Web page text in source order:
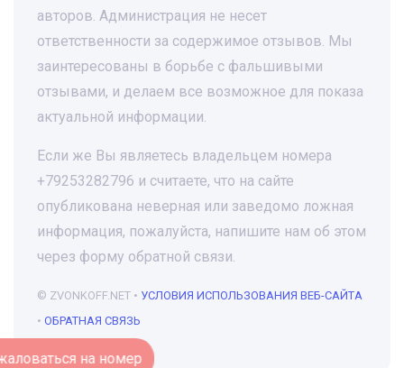
авторов. Администрация не несет
ответственности за содержимое отзывов. Мы
заинтересованы в борьбе с фальшивыми
отзывами, и делаем все возможное для показа
актуальной информации.
Если же Вы являетесь владельцем номера
+79253282796 и считаете, что на сайте
опубликована неверная или заведомо ложная
информация, пожалуйста, напишите нам об этом
через форму обратной связи.
© ZVONKOFF.NET • УСЛОВИЯ ИСПОЛЬЗОВАНИЯ ВЕБ-САЙТА
• ОБРАТНАЯ СВЯЗЬ
Пожаловаться на номер